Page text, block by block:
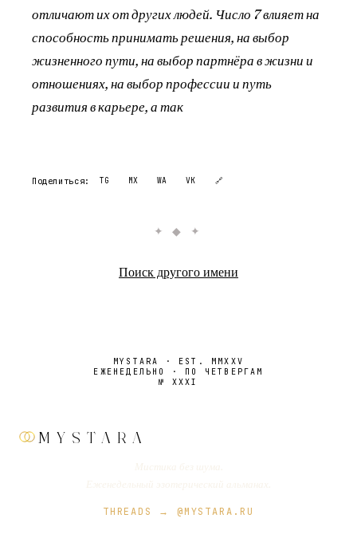
отличают их от других людей. Число 7 влияет на
способность принимать решения, на выбор
жизненного пути, на выбор партнёра в жизни и
отношениях, на выбор профессии и путь
развития в карьере, а так
Поделиться: TG MX WA VK 🔗
✦ ◆ ✦
Поиск другого имени
MYSTARA · EST. MMXXV
ЕЖЕНЕДЕЛЬНО · ПО ЧЕТВЕРГАМ
№ XXXI
MYSTARA
THREADS → @MYSTARA.RU